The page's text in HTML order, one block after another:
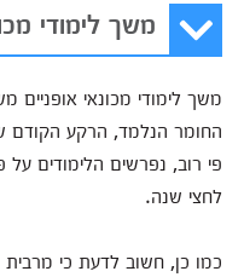
משך לימודי
משך לימודי מכונאי אופניים
החומר הנלמד, הרקע הקודם
פי רוב, נפרשים הלימודים
לחצי שנה.
כמו כן, חשוב לדעת כי